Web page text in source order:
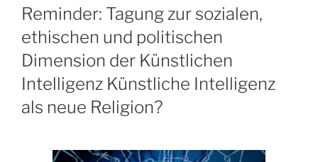
ON
Reminder: Tagung zur sozialen,
ethischen und politischen
Dimension der Künstlichen
Intelligenz Künstliche Intelligenz
als neue Religion?